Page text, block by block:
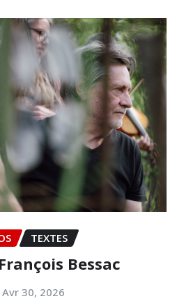
TEXTES
Bessac
Avr 30, 2026